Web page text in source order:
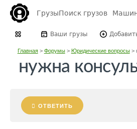
ГрузыПоиск грузов
Ваши грузы
Главная> Форумы> Юридические вопросы>
нужна
ОТВЕТИТЬ